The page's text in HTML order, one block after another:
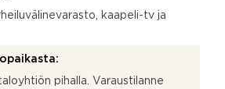
kaapeli-tv ja
pihalla. Varaustilanne